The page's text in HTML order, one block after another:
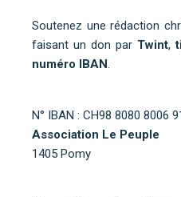
Soutenez une rédaction
faisant un don par Twint,
numéro IBAN.
N° IBAN : CH98 8080 8006
Association Le Peuple
1405 Pomy